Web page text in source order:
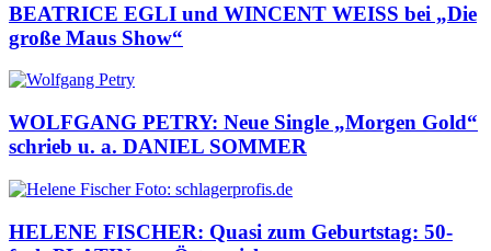
BEATRICE EGLI und WINCENT WEISS bei „Die
große Maus Show“
WOLFGANG PETRY: Neue Single „Morgen Gold“
schrieb u. a. DANIEL SOMMER
HELENE FISCHER: Quasi zum Geburtstag: 50-